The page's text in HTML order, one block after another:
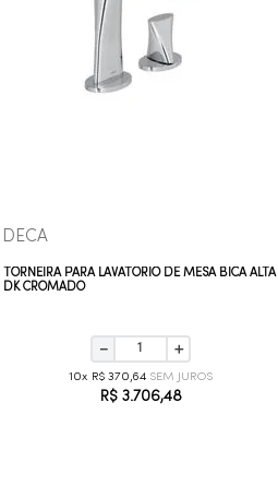
COMPRAR AGORA
DECA
TORNEIRA PARA LAVATÓRIO DE MESA BICA ALTA
DK CROMADO
＋
－
10 R$ 370,64
R$ 3.706,48